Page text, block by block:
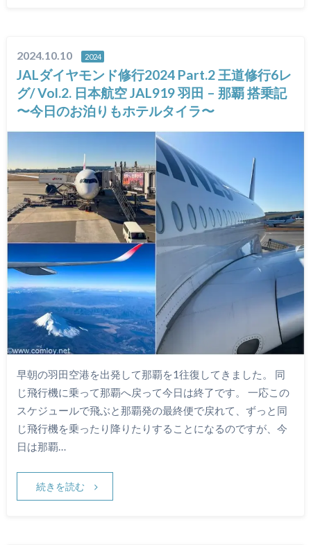
2024.10.10 2024
JALダイヤモンド修行2024 Part.2 王道修行6レ
グ/ Vol.2. 日本航空 JAL919 羽田 – 那覇 搭乗記
〜今日のお泊りもホテルタイラ〜
早朝の羽田空港を出発して那覇を1往復してきました。 同
じ飛行機に乗って那覇へ戻って今日は終了です。 一応この
スケジュールで飛ぶと那覇発の最終便で戻れて、ずっと同
じ飛行機を乗ったり降りたりすることになるのですが、今
日は那覇…
続きを読む